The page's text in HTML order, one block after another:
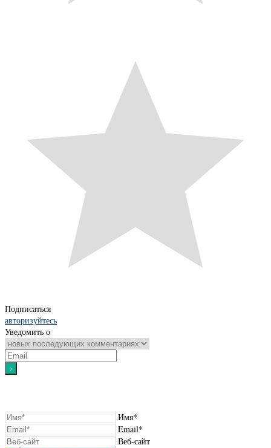
Подписаться
авторизуйтесь
Уведомить о
Имя*
Email*
Веб-сайт